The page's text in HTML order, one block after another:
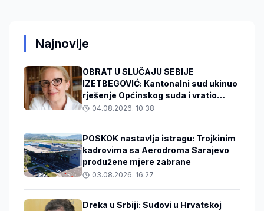
Najnovije
OBRAT U SLUČAJU SEBIJE
IZETBEGOVIĆ: Kantonalni sud ukinuo
rješenje Općinskog suda i vratio
predmet na ponovno odlučivanje!
04.08.2026. 10:38
POSKOK nastavlja istragu: Trojkinim
kadrovima sa Aerodroma Sarajevo
produžene mjere zabrane
03.08.2026. 16:27
Dreka u Srbiji: Sudovi u Hrvatskoj